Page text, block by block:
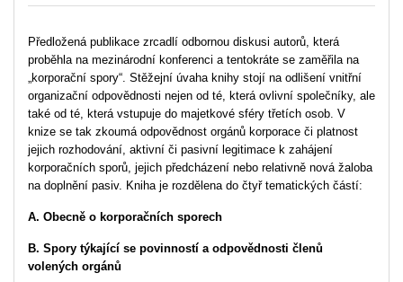
Předložená publikace zrcadlí odbornou diskusi autorů, která
proběhla na mezinárodní konferenci a tentokráte se zaměřila na
„korporační spory“. Stěžejní úvaha knihy stojí na odlišení vnitřní
organizační odpovědnosti nejen od té, která ovlivní společníky, ale
také od té, která vstupuje do majetkové sféry třetích osob. V
knize se tak zkoumá odpovědnost orgánů korporace či platnost
jejich rozhodování, aktivní či pasivní legitimace k zahájení
korporačních sporů, jejich předcházení nebo relativně nová žaloba
na doplnění pasiv. Kniha je rozdělena do čtyř tematických částí:
A. Obecně o korporačních sporech
B. Spory týkající se povinností a odpovědnosti členů
volených orgánů